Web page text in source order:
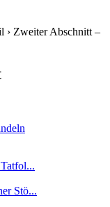
› Zweiter Abschnitt –
Stö...